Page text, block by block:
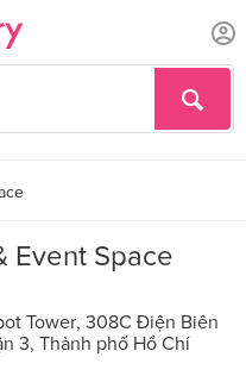
Event Space
Tower, 308C Điện Biên
3, Thành phố Hồ Chí